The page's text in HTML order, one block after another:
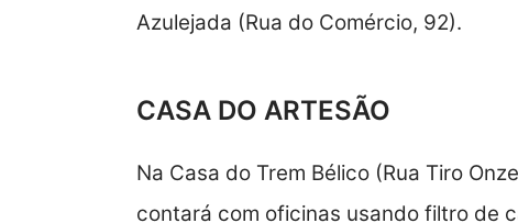
Azulejada (Rua do Comércio, 92).
CASA DO ARTESÃO
Na Casa do Trem Bélico (Rua Tiro
contará com oficinas usando filtro de